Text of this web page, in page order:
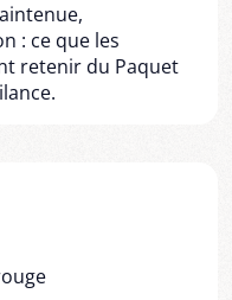
: ce que les
retenir du Paquet